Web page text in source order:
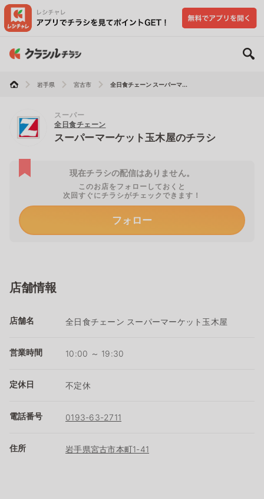
岩手県 宮古市 全日食チェーン スーパーマ...
スーパー
全日食チェーン
スーパーマーケット玉木屋のチラシ
現在チラシの配信はありません。
このお店をフォローしておくと
次回すぐにチラシがチェックできます！
フォロー
店舗情報
店舗名 全日食チェーン スーパーマーケット玉木屋
営業時間 10:00 ～ 19:30
定休日 不定休
電話番号 0193-63-2711
住所 岩手県宮古市本町1-41